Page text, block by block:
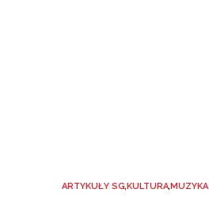
ARTYKUŁY SG,KULTURA,MUZYKA